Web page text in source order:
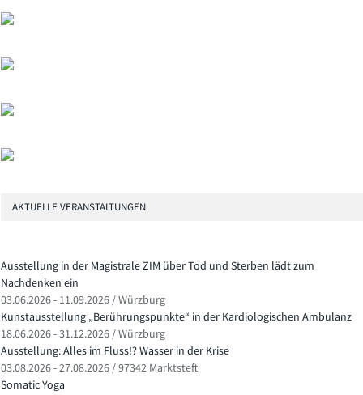
AKTUELLE VERANSTALTUNGEN
Ausstellung in der Magistrale ZIM über Tod und Sterben lädt zum
Nachdenken ein
03.06.2026 - 11.09.2026 / Würzburg
Kunstausstellung „Berührungspunkte“ in der Kardiologischen Ambulanz
18.06.2026 - 31.12.2026 / Würzburg
Ausstellung: Alles im Fluss!? Wasser in der Krise
03.08.2026 - 27.08.2026 / 97342 Marktsteft
Somatic Yoga